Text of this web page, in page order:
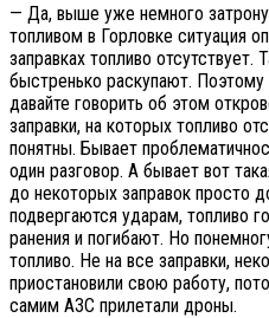
— Да, выше уже немного
топливом в Горловке ситуация
заправках топливо
быстренько раскупают.
давайте говорить об этом
заправки, на которых топливо
понятны. Бывает
один разговор. А бывает вот
до некоторых заправок просто
подвергаются ударам, топливо
ранения и погибают. Но
топливо. Не на все заправки,
приостановили свою работу,
самим АЗС прилетали дроны.